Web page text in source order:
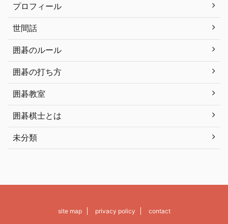
プロフィール
世間話
囲碁のルール
囲碁の打ち方
囲碁教室
囲碁棋士とは
未分類
site map privacy policy contact